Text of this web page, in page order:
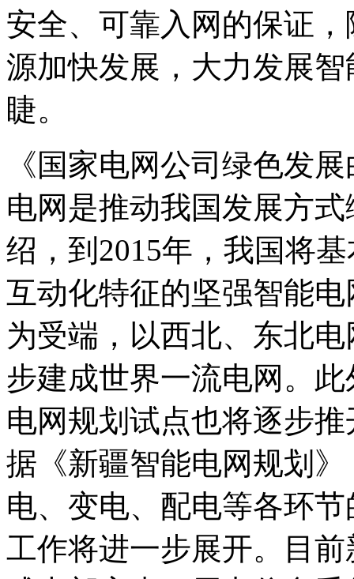
安全、可靠入网的保证
源加快发展，大力发展
睫。
《国家电网公司绿色发
电网是推动我国发展方
绍，到2015年，我国将
互动化特征的坚强智能
为受端，以西北、东北
步建成世界一流电网。
电网规划试点也将逐步
据《新疆智能电网规划
电、变电、配电等各环
工作将进一步展开。目